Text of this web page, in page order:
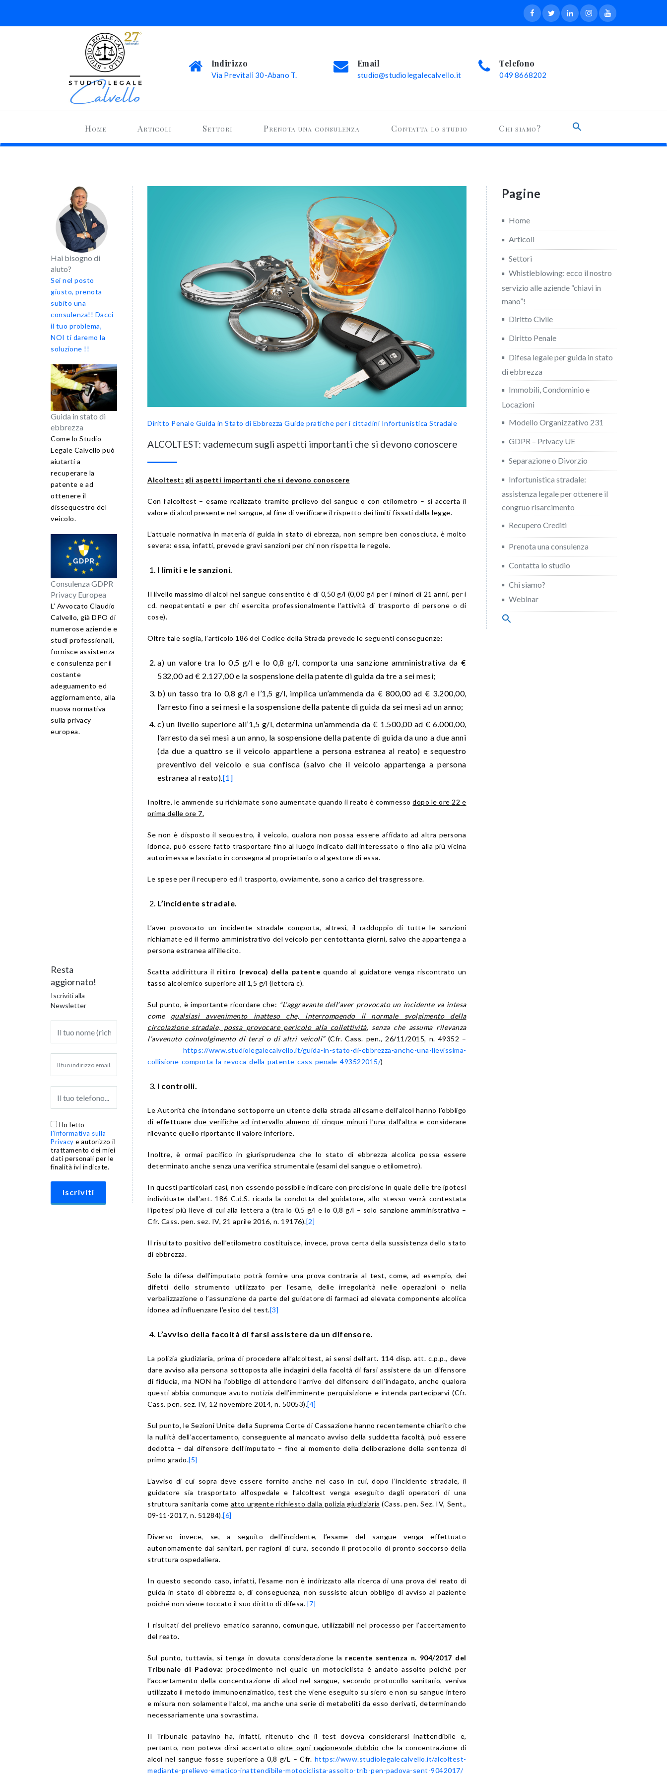
Indirizzo
Via Previtali 30-Abano T.
Email
studio@studiolegalecalvello.it
Telefono
049 8668202
Home Articoli Settori Prenota una consulenza Contatta lo studio Chi siamo?
Hai bisogno di
aiuto?
Sei nel posto
giusto, prenota
subito una
consulenza!! Dacci
il tuo problema,
NOI ti daremo la
soluzione !!
Guida in stato di
ebbrezza
Come lo Studio
Legale Calvello può
aiutarti a
recuperare la
patente e ad
ottenere il
dissequestro del
veicolo.
Consulenza GDPR
Privacy Europea
L’ Avvocato Claudio
Calvello, già DPO di
numerose aziende e
studi professionali,
fornisce assistenza
e consulenza per il
costante
adeguamento ed
aggiornamento, alla
nuova normativa
sulla privacy
europea.
Resta
aggiornato!
Iscriviti alla
Newsletter
Ho letto
l’informativa sulla
Privacy e autorizzo il
trattamento dei miei
dati personali per le
finalità ivi indicate.
Diritto Penale Guida in Stato di Ebbrezza Guide pratiche per i cittadini Infortunistica Stradale
ALCOLTEST: vademecum sugli aspetti importanti che si devono conoscere
Alcoltest: gli aspetti importanti che si devono conoscere
Con l’alcoltest – esame realizzato tramite prelievo del sangue o con etilometro – si accerta il
valore di alcol presente nel sangue, al fine di verificare il rispetto dei limiti fissati dalla legge.
L’attuale normativa in materia di guida in stato di ebrezza, non sempre ben conosciuta, è molto
severa: essa, infatti, prevede gravi sanzioni per chi non rispetta le regole.
I limiti e le sanzioni.
Il livello massimo di alcol nel sangue consentito è di 0,50 g/l (0,00 g/l per i minori di 21 anni, per i
cd. neopatentati e per chi esercita professionalmente l’attività di trasporto di persone o di
cose).
Oltre tale soglia, l’articolo 186 del Codice della Strada prevede le seguenti conseguenze:
a) un valore tra lo 0,5 g/l e lo 0,8 g/l, comporta una sanzione amministrativa da €
532,00 ad € 2.127,00 e la sospensione della patente di guida da tre a sei mesi;
b) un tasso tra lo 0,8 g/l e l’1,5 g/l, implica un’ammenda da € 800,00 ad € 3.200,00,
l’arresto fino a sei mesi e la sospensione della patente di guida da sei mesi ad un anno;
c) un livello superiore all’1,5 g/l, determina un’ammenda da € 1.500,00 ad € 6.000,00,
l’arresto da sei mesi a un anno, la sospensione della patente di guida da uno a due anni
(da due a quattro se il veicolo appartiene a persona estranea al reato) e sequestro
preventivo del veicolo e sua confisca (salvo che il veicolo appartenga a persona
estranea al reato). [1]
Inoltre, le ammende su richiamate sono aumentate quando il reato è commessodopo le ore 22 e
prima delle ore 7.
Se non è disposto il sequestro, il veicolo, qualora non possa essere affidato ad altra persona
idonea, può essere fatto trasportare fino al luogo indicato dall’interessato o fino alla più vicina
autorimessa e lasciato in consegna al proprietario o al gestore di essa.
Le spese per il recupero ed il trasporto, ovviamente, sono a carico del trasgressore.
L’incidente stradale.
L’aver provocato un incidente stradale comporta, altresì, il raddoppio di tutte le sanzioni
richiamate ed il fermo amministrativo del veicolo per centottanta giorni, salvo che appartenga a
persona estranea all’illecito.
Scatta addirittura il ritiro (revoca) della patentequando al guidatore venga riscontrato un
tasso alcolemico superiore all’1,5 g/l (lettera c).
Sul punto, è importante ricordare che: “L’aggravante dell’aver provocato un incidente va intesa
come qualsiasi avvenimento inatteso che, interrompendo il normale svolgimento della
circolazione stradale, possa provocare pericolo alla collettività, senza che assuma rilevanza
l’avvenuto coinvolgimento di terzi o di altri veicoli”(Cfr. Cass. pen., 26/11/2015, n. 49352 –
https://www.studiolegalecalvello.it/guida-in-stato-di-ebbrezza-anche-una-lievissima-
collisione-comporta-la-revoca-della-patente-cass-penale-493522015/)
I controlli.
Le Autorità che intendano sottoporre un utente della strada all’esame dell’alcol hanno l’obbligo
di effettuaredue verifiche ad intervallo almeno di cinque minuti l’una dall’altra e considerare
rilevante quello riportante il valore inferiore.
Inoltre, è ormai pacifico in giurisprudenza che lo stato di ebbrezza alcolica possa essere
determinato anche senza una verifica strumentale (esami del sangue o etilometro).
In questi particolari casi, non essendo possibile indicare con precisione in quale delle tre ipotesi
individuate dall’art. 186 C.d.S. ricada la condotta del guidatore, allo stesso verrà contestata
l’ipotesi più lieve di cui alla lettera a (tra lo 0,5 g/l e lo 0,8 g/l – solo sanzione amministrativa –
Cfr. Cass. pen. sez. IV, 21 aprile 2016, n. 19176).[2]
Il risultato positivo dell’etilometro costituisce, invece, prova certa della sussistenza dello stato
di ebbrezza.
Solo la difesa dell’imputato potrà fornire una prova contraria al test, come, ad esempio, dei
difetti dello strumento utilizzato per l’esame, delle irregolarità nelle operazioni o nella
verbalizzazione o l’assunzione da parte del guidatore di farmaci ad elevata componente alcolica
idonea ad influenzare l’esito del test.[3]
L’avviso della facoltà di farsi assistere da un difensore.
La polizia giudiziaria, prima di procedere all’alcoltest, ai sensi dell’art. 114 disp. att. c.p.p., deve
dare avviso alla persona sottoposta alle indagini della facoltà di farsi assistere da un difensore
di fiducia, ma NON ha l’obbligo di attendere l’arrivo del difensore dell’indagato, anche qualora
questi abbia comunque avuto notizia dell’imminente perquisizione e intenda parteciparvi (Cfr.
Cass. pen. sez. IV, 12 novembre 2014, n. 50053).[4]
Sul punto, le Sezioni Unite della Suprema Corte di Cassazione hanno recentemente chiarito che
la nullità dell’accertamento, conseguente al mancato avviso della suddetta facoltà, può essere
dedotta – dal difensore dell’imputato – fino al momento della deliberazione della sentenza di
primo grado.[5]
L’avviso di cui sopra deve essere fornito anche nel caso in cui, dopo l’incidente stradale, il
guidatore sia trasportato all’ospedale e l’alcoltest venga eseguito dagli operatori di una
struttura sanitaria come atto urgente richiesto dalla polizia giudiziaria (Cass. pen. Sez. IV, Sent.,
09-11-2017, n. 51284).[6]
Diverso invece, se, a seguito dell’incidente, l’esame del sangue venga effettuato
autonomamente dai sanitari, per ragioni di cura, secondo il protocollo di pronto soccorso della
struttura ospedaliera.
In questo secondo caso, infatti, l’esame non è indirizzato alla ricerca di una prova del reato di
guida in stato di ebbrezza e, di conseguenza, non sussiste alcun obbligo di avviso al paziente
poiché non viene toccato il suo diritto di difesa. [7]
I risultati del prelievo ematico saranno, comunque, utilizzabili nel processo per l’accertamento
del reato.
Sul punto, tuttavia, si tenga in dovuta considerazione la recente sentenza n. 904/2017 del
Tribunale di Padova: procedimento nel quale un motociclista è andato assolto poiché per
l’accertamento della concentrazione di alcol nel sangue, secondo protocollo sanitario, veniva
utilizzato il metodo immunoenzimatico, test che viene eseguito su siero e non su sangue intero
e misura non solamente l’alcol, ma anche una serie di metaboliti da esso derivati, determinando
necessariamente una sovrastima.
Il Tribunale patavino ha, infatti, ritenuto che il test doveva considerarsi inattendibile e,
pertanto, non poteva dirsi accertatooltre ogni ragionevole dubbio che la concentrazione di
alcol nel sangue fosse superiore a 0,8 g/L – Cfr. https://www.studiolegalecalvello.it/alcoltest-
mediante-prelievo-ematico-inattendibile-motociclista-assolto-trib-pen-padova-sent-9042017/
Pagine
Home
Articoli
Settori
Whistleblowing: ecco il nostro
servizio alle aziende “chiavi in
mano”!
Diritto Civile
Diritto Penale
Difesa legale per guida in stato
di ebbrezza
Immobili, Condominio e
Locazioni
Modello Organizzativo 231
GDPR – Privacy UE
Separazione o Divorzio
Infortunistica stradale:
assistenza legale per ottenere il
congruo risarcimento
Recupero Crediti
Prenota una consulenza
Contatta lo studio
Chi siamo?
Webinar